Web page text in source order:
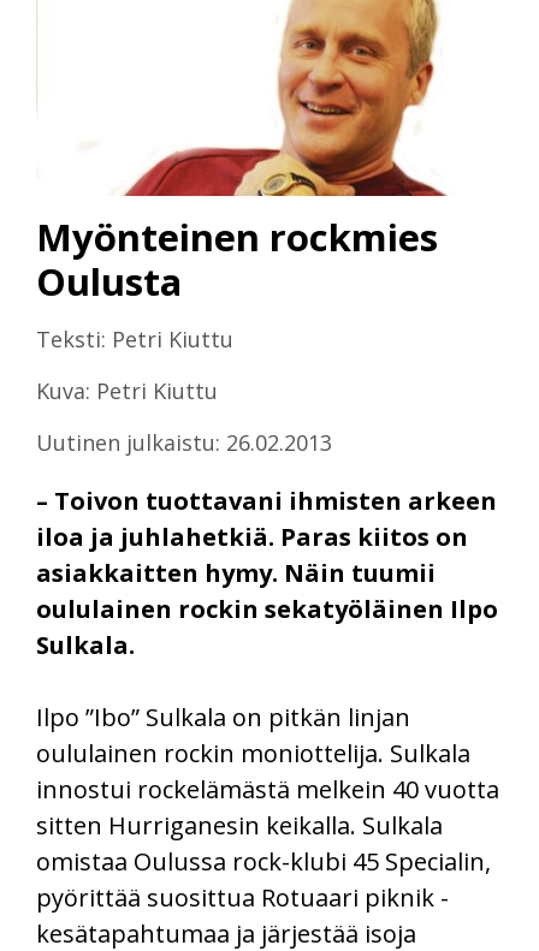
Myönteinen rockmies
Oulusta
Teksti: Petri Kiuttu
Kuva: Petri Kiuttu
Uutinen julkaistu: 26.02.2013
– Toivon tuottavani ihmisten arkeen
iloa ja juhlahetkiä. Paras kiitos on
asiakkaitten hymy. Näin tuumii
oululainen rockin sekatyöläinen Ilpo
Sulkala.
Ilpo ”Ibo” Sulkala on pitkän linjan
oululainen rockin moniottelija. Sulkala
innostui rockelämästä melkein 40 vuotta
sitten Hurriganesin keikalla. Sulkala
omistaa Oulussa rock-klubi 45 Specialin,
pyörittää suosittua Rotuaari piknik -
kesätapahtumaa ja järjestää isoja